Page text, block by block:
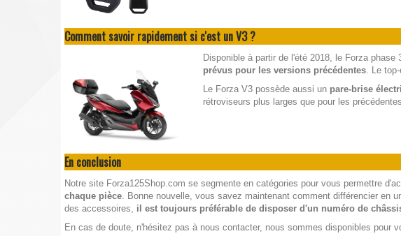
Comment savoir rapidement si c'est un V3 ?
Disponible à partir de l'été 2018, le Forza
prévus pour les versions précédentes. Le
Le Forza V3 possède aussi un pare-brise
rétroviseurs plus larges que pour les
En conclusion
Notre site Forza125Shop.com se segmente en catégories pour vous permettre
chaque pièce. Bonne nouvelle, vous savez maintenant comment différencier en
des accessoires, il est toujours préférable de disposer d'un numéro de
En cas de doute, n'hésitez pas à nous contacter, nous sommes disponibles pour